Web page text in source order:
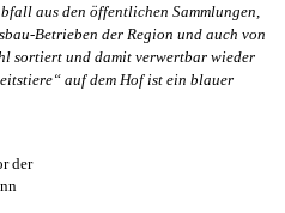
aus den öffentlichen Sammlungen,
Betrieben der Region und auch von
sortiert und damit verwertbar wieder
auf dem Hof ist ein blauer
der